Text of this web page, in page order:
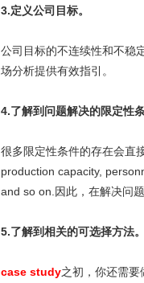
3.定义公司目标。
公司目标的不连续性和不稳
场分析提供有效指引。
4.了解到问题解决的限定性条
很多限定性条件的存在会直
production capacity,
and so on.因此，在解决问
5.了解到相关的可选择方法。
case study之初，你还需